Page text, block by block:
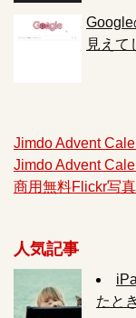
見えて
Jimdo Advent
Jimdo Advent
商用無料Flickr写
人気記事
たと